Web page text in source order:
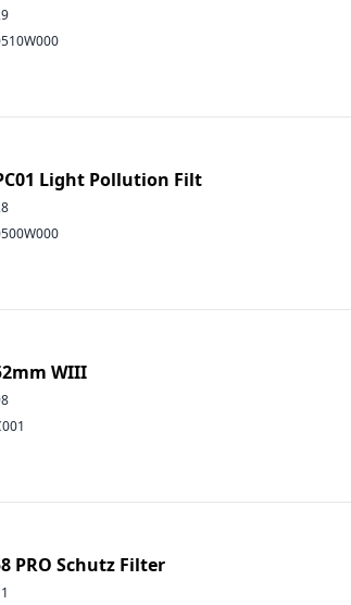
Light Pollution Filt
WIII
PRO Schutz Filter